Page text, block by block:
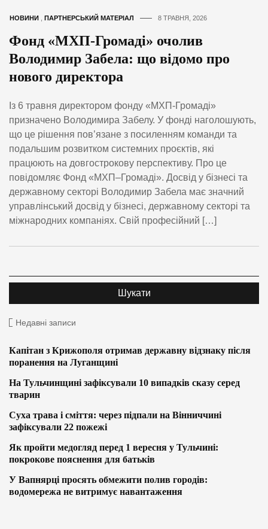
НОВИНИ ПАРТНЕРСЬКИЙ МАТЕРІАЛ 8 ТРАВНЯ, 2026
Фонд «МХП-Громаді» очолив
Володимир Забела: що відомо про
нового директора
Із 6 травня директором фонду «МХП-Громаді»
призначено Володимира Забелу. У фонді наголошують,
що це рішення пов’язане з посиленням команди та
подальшим розвитком системних проєктів, які
працюють на довгострокову перспективу. Про це
повідомляє Фонд «МХП–Громаді». Досвід у бізнесі та
державному секторі Володимир Забела має значний
управлінський досвід у бізнесі, державному секторі та
міжнародних компаніях. Свій професійний […]
Недавні записи
Капітан з Крижополя отримав державну відзнаку після
поранення на Луганщині
На Тульчинщині зафіксували 10 випадків сказу серед
тварин
Суха трава і сміття: через підпали на Вінниччині
зафіксували 22 пожежі
Як пройти медогляд перед 1 вересня у Тульчині:
покрокове пояснення для батьків
У Вапнярці просять обмежити полив городів:
водомережа не витримує навантаження